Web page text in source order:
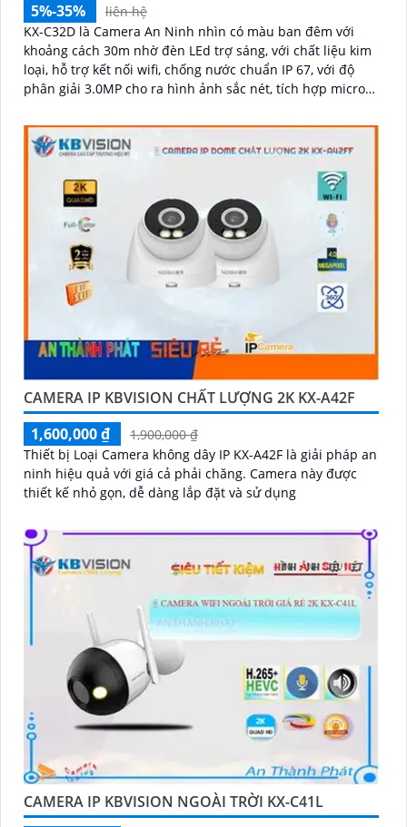
5%-35%
liên hệ
KX-C32D là Camera An Ninh nhìn có màu ban đêm với
khoảng cách 30m nhờ đèn LEd trợ sáng, với chất liệu kim
loại, hỗ trợ kết nối wifi, chống nước chuẩn IP 67, với độ
phân giải 3.0MP cho ra hình ảnh sắc nét, tích hợp micro
CAMERA IP KBVISION CHẤT LƯỢNG 2K KX-A42F
1,600,000 ₫
1,900,000 ₫
Thiết bị Loại Camera không dây IP KX-A42F là giải pháp an
ninh hiệu quả với giá cả phải chăng. Camera này được
thiết kế nhỏ gọn, dễ dàng lắp đặt và sử dụng
CAMERA IP KBVISION NGOÀI TRỜI KX-C41L